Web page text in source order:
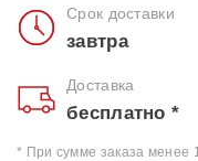
Срок доставки
завтра
Доставка
бесплатно *
* При сумме заказа менее